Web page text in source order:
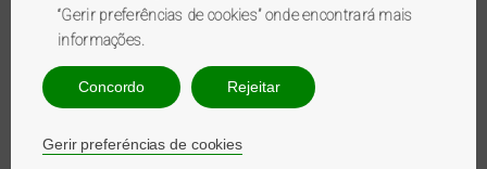
“Gerir preferências de cookies” onde encontrará mais
informações.
Concordo Rejeitar
Gerir preferéncias de cookies
O desconto é efetuado diretamente nas bilheteiras do Jardim Zoológico, e não é
adquiridos online ou em outros locais de venda. Os pontos correspondentes serão
retirados do cartão do cliente. No caso da troca ser em pontos + €, o cliente deve pagar
possível a sua devolução ou carregamento dos mesmos no cartão.